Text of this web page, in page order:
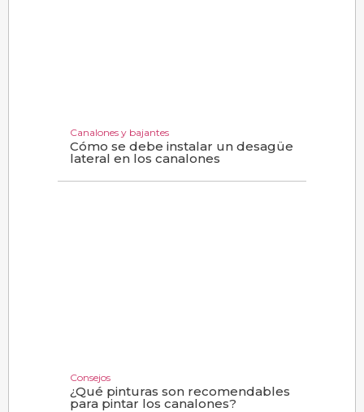
Canalones y bajantes
Cómo se debe instalar un desagüe
lateral en los canalones
Consejos
¿Qué pinturas son recomendables
para pintar los canalones?